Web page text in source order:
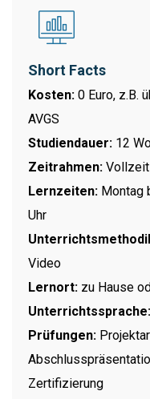
Short Facts
Kosten: 0 Euro, z.B.
AVGS
Studiendauer: 12
Zeitrahmen: Vollzeit
Lernzeiten: Montag
Uhr
Video
Lernort: zu Hause
Unterrichtssprache:
Prüfungen:
Zertifizierung